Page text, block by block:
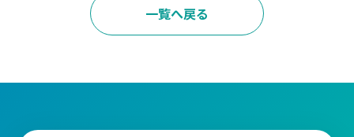
一覧へ戻る